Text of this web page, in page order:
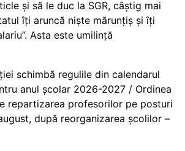
și să le duc la SGR, câștig mai
îți aruncă niște mărunțiș și îți
Asta este umilință
schimbă regulile din calendarul
anul școlar 2026-2027 / Ordinea
repartizarea profesorilor pe posturi
după reorganizarea școlilor –